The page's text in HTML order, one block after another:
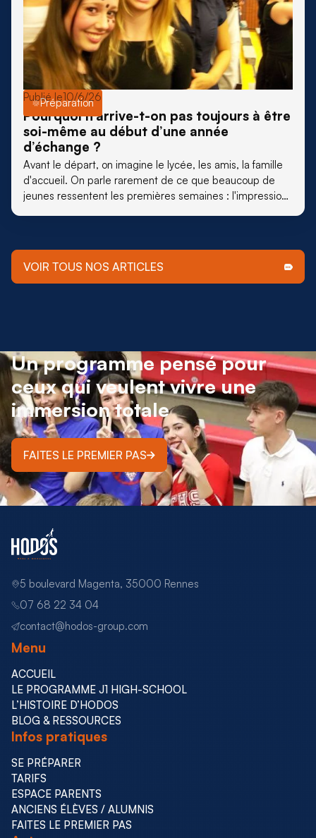
Préparation
Publié le10/6/26
Pourquoi n’arrive-t-on pas toujours à être
soi-même au début d’une année
d’échange ?
Avant le départ, on imagine le lycée, les amis, la famille
d'accueil. On parle rarement de ce que beaucoup de
jeunes ressentent les premières semaines : l'impression
VOIR TOUS NOS ARTICLES
Un programme pensé pour
ceux qui veulent vivre une
immersion totale
FAITES LE PREMIER PAS
5 boulevard Magenta, 35000 Rennes
07 68 22 34 04
contact@hodos-group.com
Menu
ACCUEIL
LE PROGRAMME J1 HIGH-SCHOOL
L’HISTOIRE D’HODOS
BLOG & RESSOURCES
Infos pratiques
SE PRÉPARER
TARIFS
ESPACE PARENTS
ANCIENS ÉLÈVES / ALUMNIS
FAITES LE PREMIER PAS